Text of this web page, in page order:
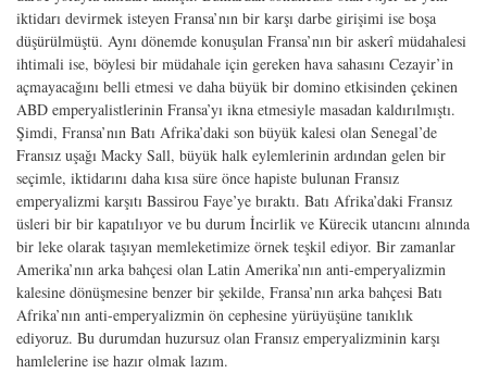
iktidarı devirmek isteyen Fransa’nın bir karşı darbe girişimi ise boşa
düşürülmüştü. Aynı dönemde konuşulan Fransa’nın bir askerî müdahalesi
ihtimali ise, böylesi bir müdahale için gereken hava sahasını Cezayir’in
açmayacağını belli etmesi ve daha büyük bir domino etkisinden çekinen
ABD emperyalistlerinin Fransa’yı ikna etmesiyle masadan kaldırılmıştı.
Şimdi, Fransa’nın Batı Afrika’daki son büyük kalesi olan Senegal’de
Fransız uşağı Macky Sall, büyük halk eylemlerinin ardından gelen bir
seçimle, iktidarını daha kısa süre önce hapiste bulunan Fransız
emperyalizmi karşıtı Bassirou Faye’ye bıraktı. Batı Afrika’daki Fransız
üsleri bir bir kapatılıyor ve bu durum İncirlik ve Kürecik utancını alnında
bir leke olarak taşıyan memleketimize örnek teşkil ediyor. Bir zamanlar
Amerika’nın arka bahçesi olan Latin Amerika’nın anti-emperyalizmin
kalesine dönüşmesine benzer bir şekilde, Fransa’nın arka bahçesi Batı
Afrika’nın anti-emperyalizmin ön cephesine yürüyüşüne tanıklık
ediyoruz. Bu durumdan huzursuz olan Fransız emperyalizminin karşı
hamlelerine ise hazır olmak lazım.